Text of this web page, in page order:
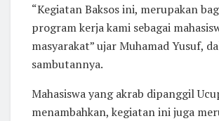
“Kegiatan Baksos ini, merupakan
program kerja kami sebagai
masyarakat” ujar Muhamad Yusuf,
sambutannya.
Mahasiswa yang akrab dipanggil
menambahkan, kegiatan ini juga